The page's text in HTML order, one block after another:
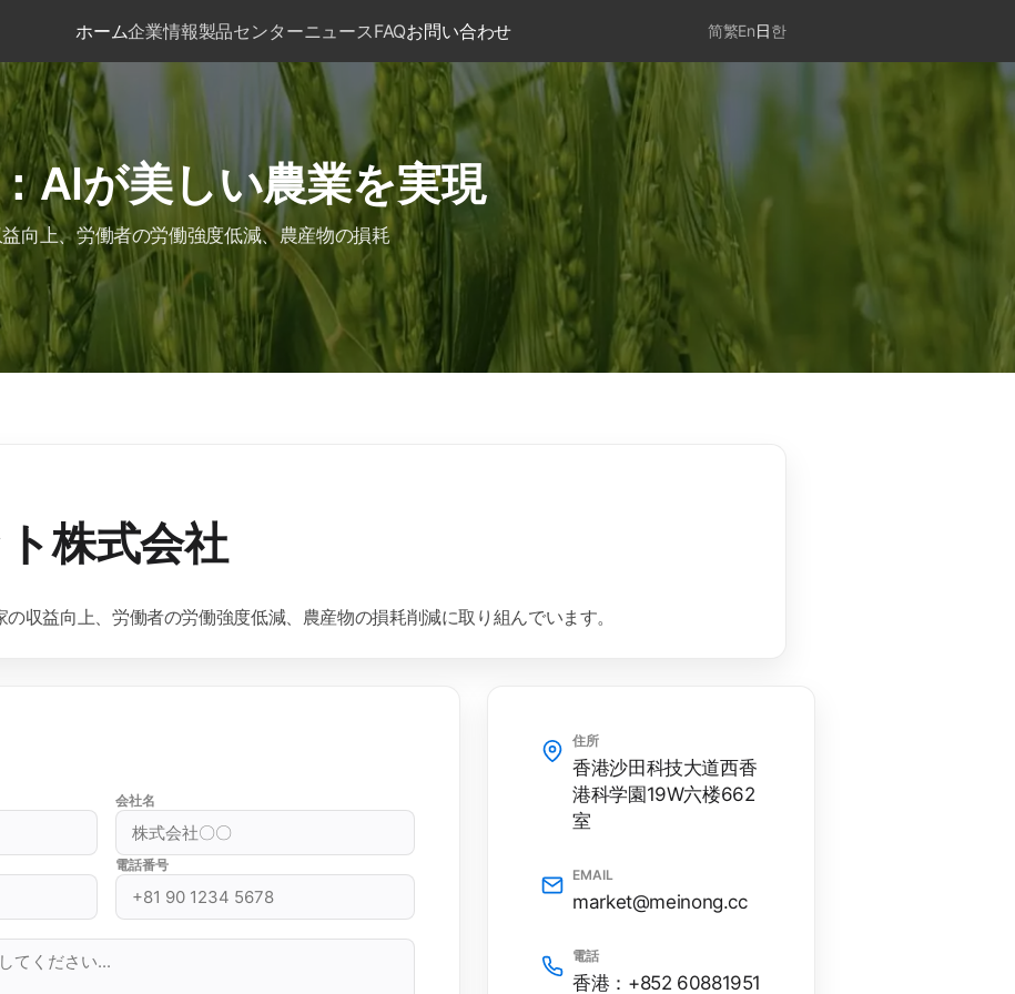
ホーム企業情報製品センターニュースFAQお問い合わせ 简繁En日한
AIが美しい農業を実現
向上、労働者の労働強度低減、農産物の損耗
株式会社
収益向上、労働者の労働強度低減、農産物の損耗削減に取り組んでいます。
会社名
電話番号
住所
香港沙田科技大道西香
港科学園19W六楼662
室
EMAIL
market@meinong.cc
電話
香港：+852 60881951